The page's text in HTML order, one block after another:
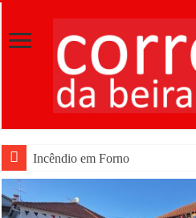
Incêndio em Fornos de